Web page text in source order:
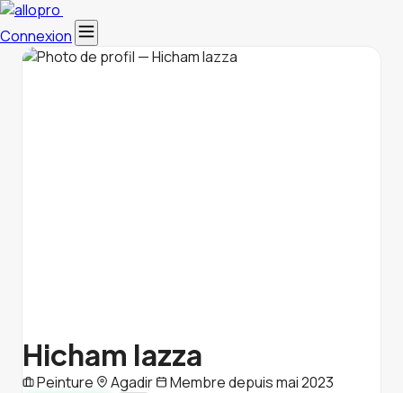
Connexion
Hicham Iazza
Peinture Agadir Membre depuis mai 2023